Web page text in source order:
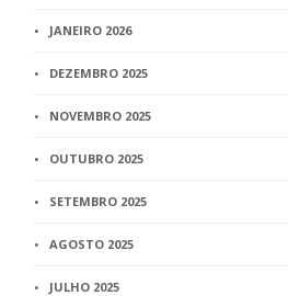
JANEIRO 2026
DEZEMBRO 2025
NOVEMBRO 2025
OUTUBRO 2025
SETEMBRO 2025
AGOSTO 2025
JULHO 2025